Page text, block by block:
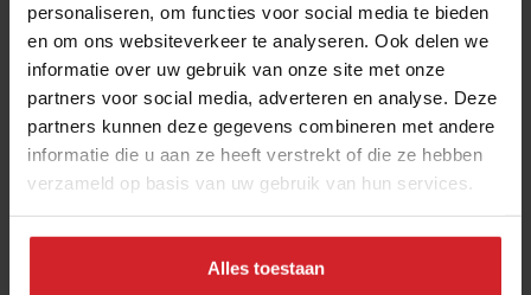
personaliseren, om functies voor social media te bieden
en om ons websiteverkeer te analyseren. Ook delen we
informatie over uw gebruik van onze site met onze
partners voor social media, adverteren en analyse. Deze
partners kunnen deze gegevens combineren met andere
informatie die u aan ze heeft verstrekt of die ze hebben
verzameld op basis van uw gebruik van hun services.
Alles toestaan